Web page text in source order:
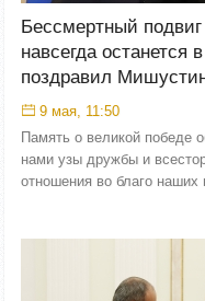
Бессмертный
навсегда
поздравил
9 мая, 11:50
Память о великой победе
нами узы дружбы и
отношения во благо наших